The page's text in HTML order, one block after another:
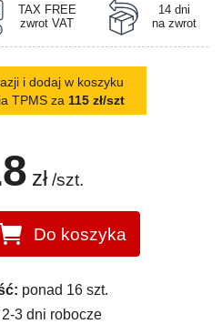
TAX FREE
zwrot VAT
14 dni
na zwrot
i dodaj w koszyku
TPMS za 115 zł/szt
zł /szt.
Do koszyka
ponad 16 szt.
2-3 dni robocze